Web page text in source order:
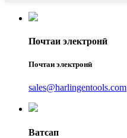
Почтаи электронӣ
Почтаи электронӣ
sales@harlingentools.com
Ватсап